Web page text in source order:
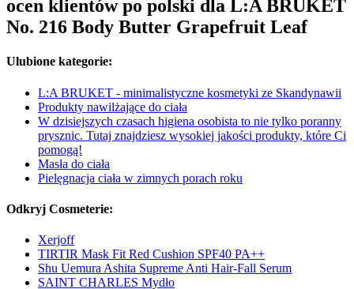
ocen klientów po polski dla L:A BRUKET
No. 216 Body Butter Grapefruit Leaf
Ulubione kategorie:
L:A BRUKET - minimalistyczne kosmetyki ze Skandynawii
Produkty nawilżające do ciała
W dzisiejszych czasach higiena osobista to nie tylko poranny
prysznic. Tutaj znajdziesz wysokiej jakości produkty, które Ci
pomogą!
Masła do ciała
Pielęgnacja ciała w zimnych porach roku
Odkryj Cosmeterie:
Xerjoff
TIRTIR Mask Fit Red Cushion SPF40 PA++
Shu Uemura Ashita Supreme Anti Hair-Fall Serum
SAINT CHARLES Mydło